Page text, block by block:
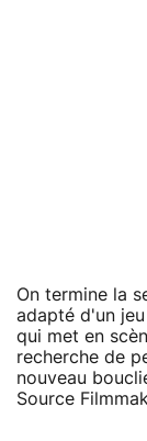
On termine la
adapté d'un
qui met en
recherche de
nouveau
Source